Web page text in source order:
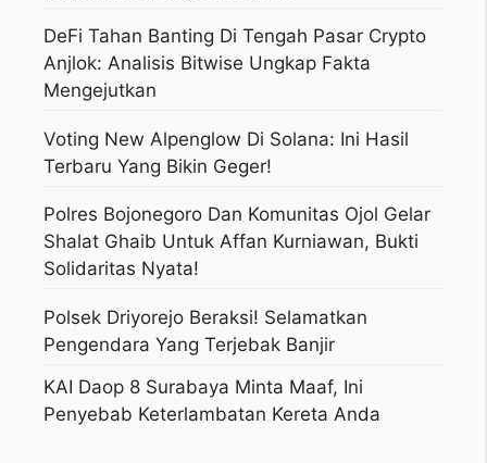
DeFi Tahan Banting Di Tengah Pasar Crypto
Anjlok: Analisis Bitwise Ungkap Fakta
Mengejutkan
Voting New Alpenglow Di Solana: Ini Hasil
Terbaru Yang Bikin Geger!
Polres Bojonegoro Dan Komunitas Ojol Gelar
Shalat Ghaib Untuk Affan Kurniawan, Bukti
Solidaritas Nyata!
Polsek Driyorejo Beraksi! Selamatkan
Pengendara Yang Terjebak Banjir
KAI Daop 8 Surabaya Minta Maaf, Ini
Penyebab Keterlambatan Kereta Anda